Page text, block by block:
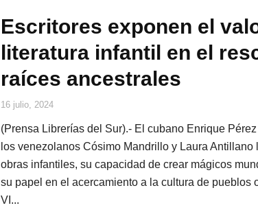
Escritores exponen el
literatura infantil en el
raíces ancestrales
16 julio, 2024
(Prensa Librerías del Sur).- El cubano Enrique
los venezolanos Cósimo Mandrillo y Laura
obras infantiles, su capacidad de crear mágicos
su papel en el acercamiento a la cultura de pueblos
VI...